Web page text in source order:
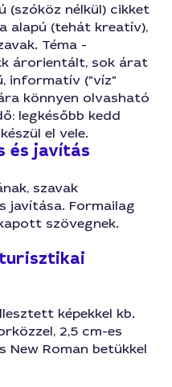
(szóköz nélkül) cikket
alapú (tehát kreatív),
Téma -
árorientált, sok árat
informatív ("víz"
könnyen olvasható
legkésőbb kedd
el vele.
és javítás
szavak
javítása. Formailag
szövegnek.
képekkel kb.
2,5 cm-es
New Roman betükkel